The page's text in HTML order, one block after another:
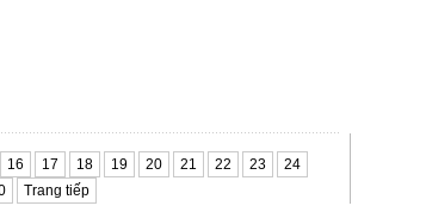
16 17 18 19 20 21 22 23
24
Trang tiếp